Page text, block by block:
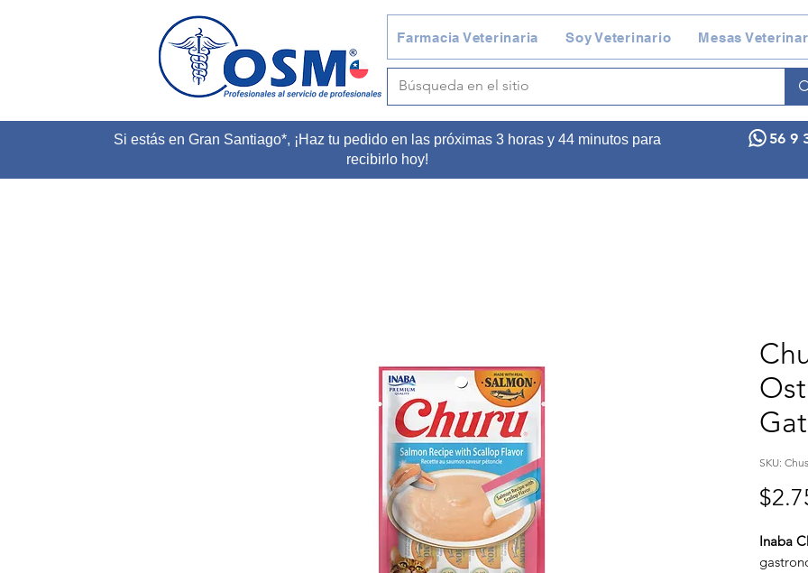
Farmacia Veterinaria Soy Veterinario Mesas
Si estás en Gran Santiago*, ¡Haz tu pedido en las próximas 3 horas y 44 minutos para
recibirlo hoy!
56 9
SKU:
Inaba